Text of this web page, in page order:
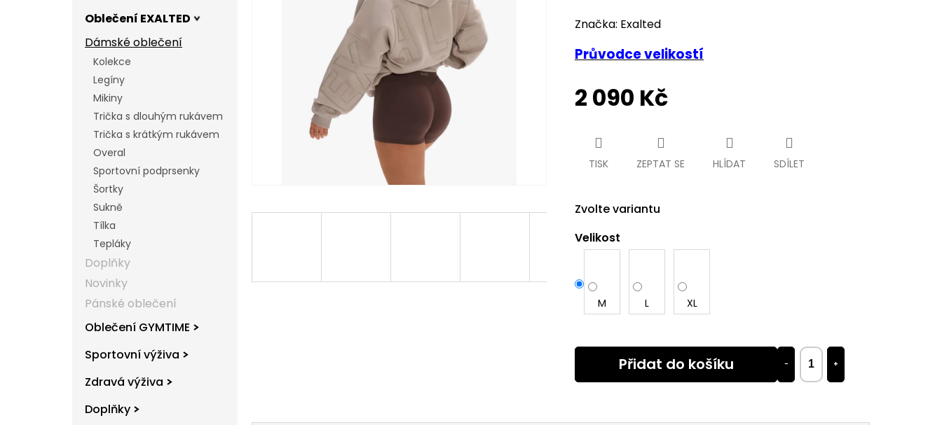
Oblečení EXALTED
Dámské oblečení
Kolekce
Legíny
Mikiny
Trička s dlouhým rukávem
Trička s krátkým rukávem
Overal
Sportovní podprsenky
Šortky
Sukně
Tílka
Tepláky
Doplňky
Novinky
Pánské oblečení
Oblečení GYMTIME
Sportovní výživa
Zdravá výživa
Doplňky
2 090 Kč
Zvolte variantu
Velikost
M L XL
+
−
Přidat do košíku
Průvodce velikostí
TISK ZEPTAT SE HLÍDAT SDÍLET
Značka: Exalted